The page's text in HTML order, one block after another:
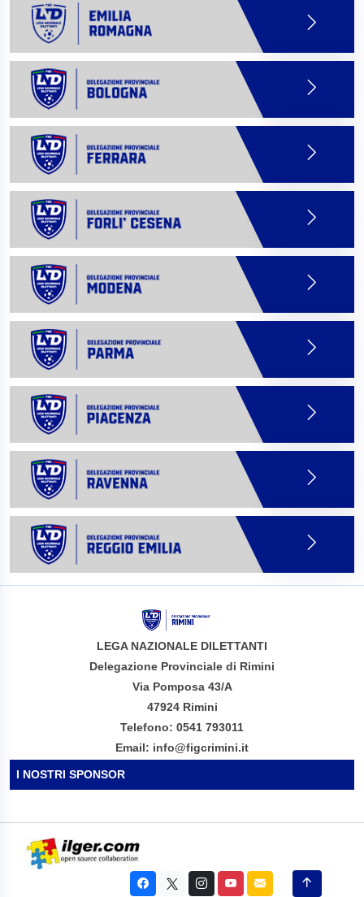
LEGA NAZIONALE DILETTANTI
Delegazione Provinciale di Rimini
Via Pomposa 43/A
47924 Rimini
Telefono: 0541 793011
Email: info@figcrimini.it
I NOSTRI SPONSOR